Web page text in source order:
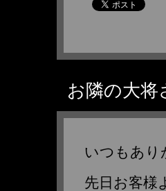
お隣の大
いつもあり
先日お客様